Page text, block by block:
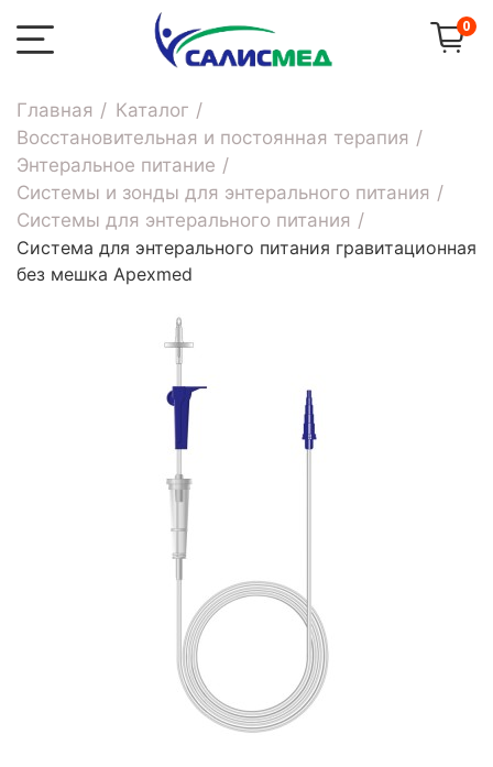
0
Главная
Каталог
Восстановительная и постоянная терапия
Энтеральное питание
Системы и зонды для энтерального питания
Системы для энтерального питания
Система для энтерального питания гравитационная
без мешка Apexmed